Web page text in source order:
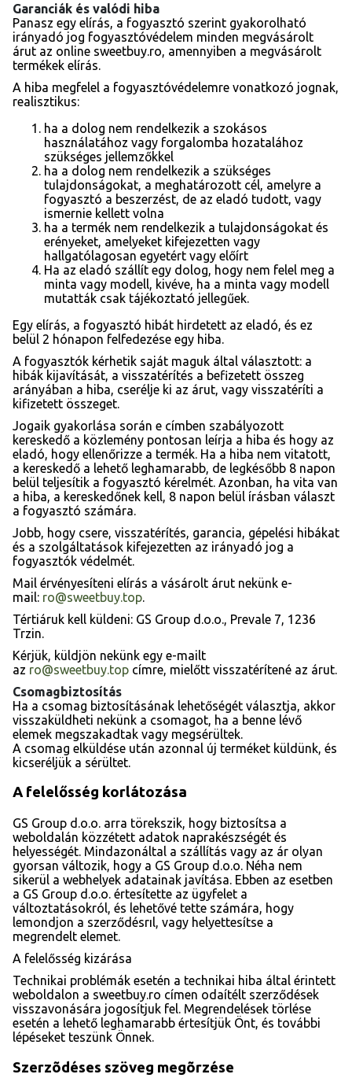
Garanciák és valódi hiba
Panasz egy elírás, a fogyasztó szerint gyakorolható
irányadó jog fogyasztóvédelem minden megvásárolt
árut az online sweetbuy.ro, amennyiben a megvásárolt
termékek elírás.
A hiba megfelel a fogyasztóvédelemre vonatkozó jognak,
realisztikus:
ha a dolog nem rendelkezik a szokásos
használatához vagy forgalomba hozatalához
szükséges jellemzőkkel
ha a dolog nem rendelkezik a szükséges
tulajdonságokat, a meghatározott cél, amelyre a
fogyasztó a beszerzést, de az eladó tudott, vagy
ismernie kellett volna
ha a termék nem rendelkezik a tulajdonságokat és
erényeket, amelyeket kifejezetten vagy
hallgatólagosan egyetért vagy előírt
Ha az eladó szállít egy dolog, hogy nem felel meg a
minta vagy modell, kivéve, ha a minta vagy modell
mutatták csak tájékoztató jellegűek.
Egy elírás, a fogyasztó hibát hirdetett az eladó, és ez
belül 2 hónapon felfedezése egy hiba.
A fogyasztók kérhetik saját maguk által választott: a
hibák kijavítását, a visszatérítés a befizetett összeg
arányában a hiba, cserélje ki az árut, vagy visszatéríti a
kifizetett összeget.
Jogaik gyakorlása során e címben szabályozott
kereskedő a közlemény pontosan leírja a hiba és hogy az
eladó, hogy ellenőrizze a termék. Ha a hiba nem vitatott,
a kereskedő a lehető leghamarabb, de legkésőbb 8 napon
belül teljesítik a fogyasztó kérelmét. Azonban, ha vita van
a hiba, a kereskedőnek kell, 8 napon belül írásban választ
a fogyasztó számára.
Jobb, hogy csere, visszatérítés, garancia, gépelési hibákat
és a szolgáltatások kifejezetten az irányadó jog a
fogyasztók védelmét.
Mail érvényesíteni elírás a vásárolt árut nekünk e-
mail: ro@sweetbuy.top.
Tértiáruk kell küldeni: GS Group d.o.o., Prevale 7, 1236
Trzin.
Kérjük, küldjön nekünk egy e-mailt
az ro@sweetbuy.top címre, mielőtt visszatérítené az árut.
Csomagbiztosítás
Ha a csomag biztosításának lehetőségét választja, akkor
visszaküldheti nekünk a csomagot, ha a benne lévő
elemek megszakadtak vagy megsérültek.
A csomag elküldése után azonnal új terméket küldünk, és
kicseréljük a sérültet.
A felelősség korlátozása
GS Group d.o.o. arra törekszik, hogy biztosítsa a
weboldalán közzétett adatok naprakészségét és
helyességét. Mindazonáltal a szállítás vagy az ár olyan
gyorsan változik, hogy a GS Group d.o.o. Néha nem
sikerül a webhelyek adatainak javítása. Ebben az esetben
a GS Group d.o.o. értesítette az ügyfelet a
változtatásokról, és lehetővé tette számára, hogy
lemondjon a szerződésrıl, vagy helyettesítse a
megrendelt elemet.
A felelősség kizárása
Technikai problémák esetén a technikai hiba által érintett
weboldalon a sweetbuy.ro címen odaítélt szerződések
visszavonására jogosítjuk fel. Megrendelések törlése
esetén a lehető leghamarabb értesítjük Önt, és további
lépéseket teszünk Önnek.
Szerzõdéses szöveg megõrzése